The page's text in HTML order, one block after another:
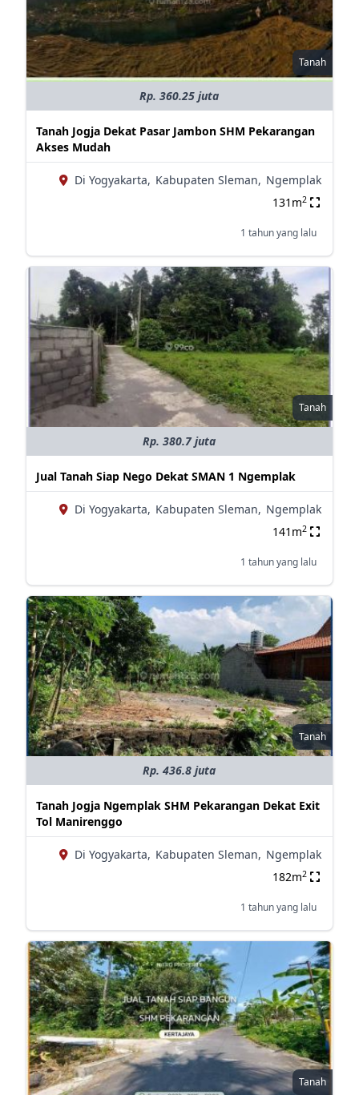
Tanah
Rp. 360.25 juta
Tanah Jogja Dekat Pasar Jambon SHM Pekarangan
Akses Mudah
Di Yogyakarta, Kabupaten Sleman, Ngemplak
131m2
1 tahun yang lalu
Tanah
Rp. 380.7 juta
Jual Tanah Siap Nego Dekat SMAN 1 Ngemplak
Di Yogyakarta, Kabupaten Sleman, Ngemplak
141m2
1 tahun yang lalu
Tanah
Rp. 436.8 juta
Tanah Jogja Ngemplak SHM Pekarangan Dekat Exit
Tol Manirenggo
Di Yogyakarta, Kabupaten Sleman, Ngemplak
182m2
1 tahun yang lalu
Tanah